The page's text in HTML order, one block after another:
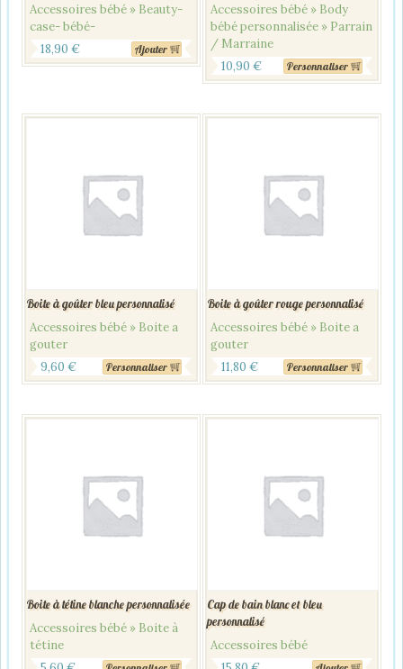
Accessoires bébé » Beauty-
case- bébé-
18,90 € Ajouter
Accessoires bébé » Body
bébé personnalisée » Parrain
/ Marraine
10,90 € Personnaliser
Boite à goûter bleu personnalisé
Accessoires bébé » Boite a
gouter
9,60 € Personnaliser
Boite à goûter rouge personnalisé
Accessoires bébé » Boite a
gouter
11,80 € Personnaliser
Boite à tétine blanche personnalisée
Accessoires bébé » Boite à
tétine
Cap de bain blanc et bleu
personnalisé
Accessoires bébé